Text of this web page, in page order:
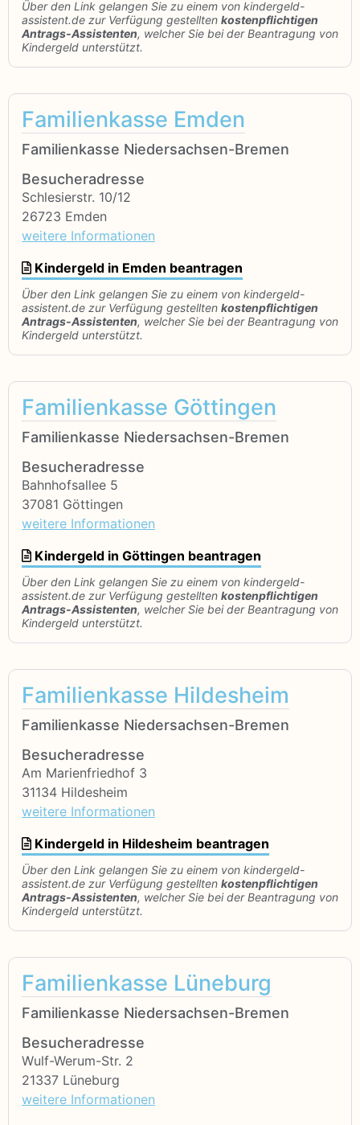
Über den Link gelangen Sie zu einem von kindergeld-
assistent.de zur Verfügung gestellten kostenpflichtigen
Antrags-Assistenten, welcher Sie bei der Beantragung von
Kindergeld unterstützt.
Familienkasse Emden
Familienkasse Niedersachsen-Bremen
Besucheradresse
Schlesierstr. 10/12
26723 Emden
weitere Informationen
Kindergeld in Emden beantragen
Über den Link gelangen Sie zu einem von kindergeld-
assistent.de zur Verfügung gestellten kostenpflichtigen
Antrags-Assistenten, welcher Sie bei der Beantragung von
Kindergeld unterstützt.
Familienkasse Göttingen
Familienkasse Niedersachsen-Bremen
Besucheradresse
Bahnhofsallee 5
37081 Göttingen
weitere Informationen
Kindergeld in Göttingen beantragen
Über den Link gelangen Sie zu einem von kindergeld-
assistent.de zur Verfügung gestellten kostenpflichtigen
Antrags-Assistenten, welcher Sie bei der Beantragung von
Kindergeld unterstützt.
Familienkasse Hildesheim
Familienkasse Niedersachsen-Bremen
Besucheradresse
Am Marienfriedhof 3
31134 Hildesheim
weitere Informationen
Kindergeld in Hildesheim beantragen
Über den Link gelangen Sie zu einem von kindergeld-
assistent.de zur Verfügung gestellten kostenpflichtigen
Antrags-Assistenten, welcher Sie bei der Beantragung von
Kindergeld unterstützt.
Familienkasse Lüneburg
Familienkasse Niedersachsen-Bremen
Besucheradresse
Wulf-Werum-Str. 2
21337 Lüneburg
weitere Informationen